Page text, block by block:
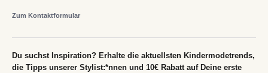
Zum Kontaktformular
Du suchst Inspiration? Erhalte die aktuellsten Kindermodetrends,
die Tipps unserer Stylist:*nnen und 10€ Rabatt auf Deine erste